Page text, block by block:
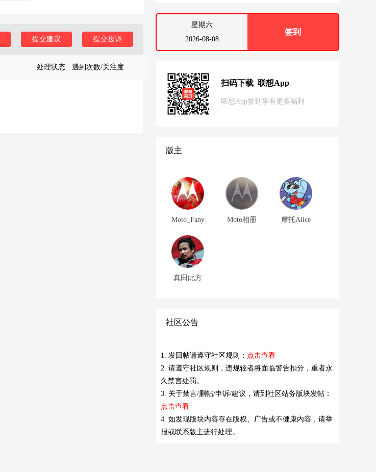
提交投诉
提交建议
处理状态 遇到次数/关注度
星期六
2026-08-08
签到
扫码下载 联想App
联想App签到享有更多福利
版主
Moto_Fany Moto相册 摩托Alice
真田此方
社区公告
1. 发回帖请遵守社区规则： 点击查看
2. 请遵守社区规则，违规轻者将面临警告扣分，重者永
久禁言处罚。
3. 关于禁言/删帖/申诉/建议，请到社区站务版块发帖：
点击查看
4. 如发现版块内容存在版权、广告或不健康内容，请举
报或联系版主进行处理。